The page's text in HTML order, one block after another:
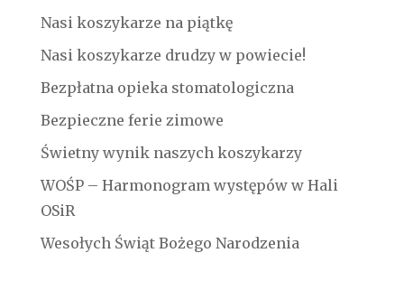
Nasi koszykarze na piątkę
Nasi koszykarze drudzy w powiecie!
Bezpłatna opieka stomatologiczna
Bezpieczne ferie zimowe
Świetny wynik naszych koszykarzy
WOŚP – Harmonogram występów w Hali
OSiR
Wesołych Świąt Bożego Narodzenia